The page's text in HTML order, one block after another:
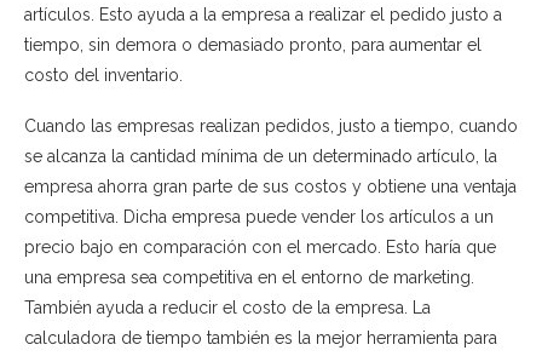
artículos. Esto ayuda a la empresa a realizar el pedido justo a
tiempo, sin demora o demasiado pronto, para aumentar el
costo del inventario.
Cuando las empresas realizan pedidos, justo a tiempo, cuando
se alcanza la cantidad mínima de un determinado artículo, la
empresa ahorra gran parte de sus costos y obtiene una ventaja
competitiva. Dicha empresa puede vender los artículos a un
precio bajo en comparación con el mercado. Esto haría que
una empresa sea competitiva en el entorno de marketing.
También ayuda a reducir el costo de la empresa. La
calculadora de tiempo también es la mejor herramienta para